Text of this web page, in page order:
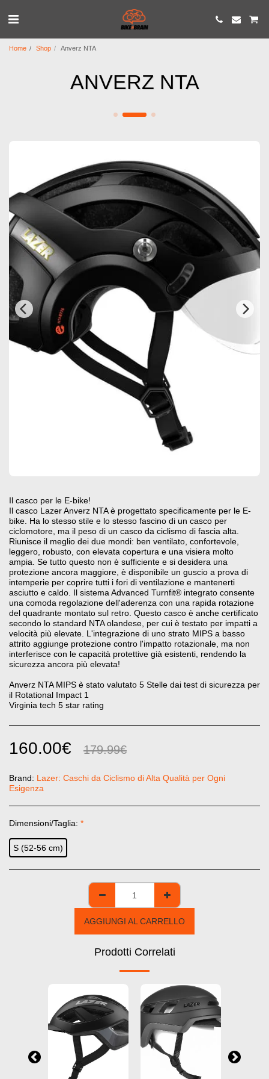
Home Shop Anverz NTA
ANVERZ NTA
Il casco per le E-bike!
Il casco Lazer Anverz NTA è progettato specificamente per le E-
bike. Ha lo stesso stile e lo stesso fascino di un casco per
ciclomotore, ma il peso di un casco da ciclismo di fascia alta.
Riunisce il meglio dei due mondi: ben ventilato, confortevole,
leggero, robusto, con elevata copertura e una visiera molto
ampia. Se tutto questo non è sufficiente e si desidera una
protezione ancora maggiore, è disponibile un guscio a prova di
intemperie per coprire tutti i fori di ventilazione e mantenerti
asciutto e caldo. Il sistema Advanced Turnfit® integrato consente
una comoda regolazione dell'aderenza con una rapida rotazione
del quadrante montato sul retro. Questo casco è anche certificato
secondo lo standard NTA olandese, per cui è testato per impatti a
velocità più elevate. L'integrazione di uno strato MIPS a basso
attrito aggiunge protezione contro l'impatto rotazionale, ma non
interferisce con le capacità protettive già esistenti, rendendo la
sicurezza ancora più elevata!
Anverz NTA MIPS è stato valutato 5 Stelle dai test di sicurezza per
il Rotational Impact 1
Virginia tech 5 star rating
160.00€ 179.99€
Brand: Lazer: Caschi da Ciclismo di Alta Qualità per Ogni
Esigenza
Dimensioni/Taglia: *
S (52-56 cm)
AGGIUNGI AL CARRELLO
Prodotti Correlati